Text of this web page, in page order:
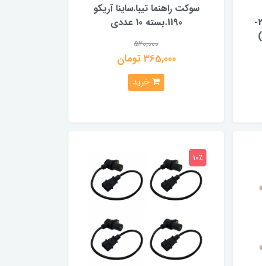
میکروسوئیچ.پژو 206.پژو 207-
سوکت راهنما تیبا.ساینا آریکو
1190.بسته 10 عددی
520,000
365,000 تومان
خرید
10٪